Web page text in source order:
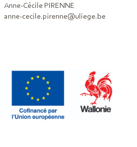
Anne-Cécile PIRENNE
anne-cecile.pirenne@uliege.be